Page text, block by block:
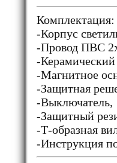
Комплектация:
-Корпус
-Провод ПВС
-
-Магнитное
-Защитная
-Выключатель,
-Защитный
-Т-образная
-Инструкция